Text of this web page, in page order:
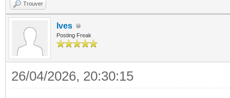
Trouver
Ives
Posting Freak
26/04/2026, 20:30:15